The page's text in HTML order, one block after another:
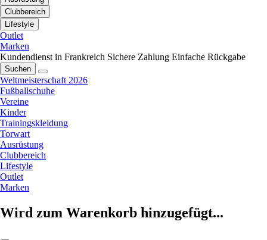
Clubbereich
Lifestyle
Outlet
Marken
Kundendienst in Frankreich Sichere Zahlung Einfache Rückgabe
Suchen
Weltmeisterschaft 2026
Fußballschuhe
Vereine
Kinder
Trainingskleidung
Torwart
Ausrüstung
Clubbereich
Lifestyle
Outlet
Marken
Wird zum Warenkorb hinzugefügt...